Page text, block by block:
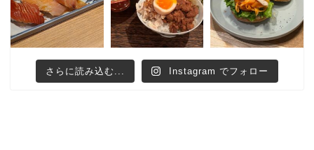
さらに読み込む... Instagram でフォロー